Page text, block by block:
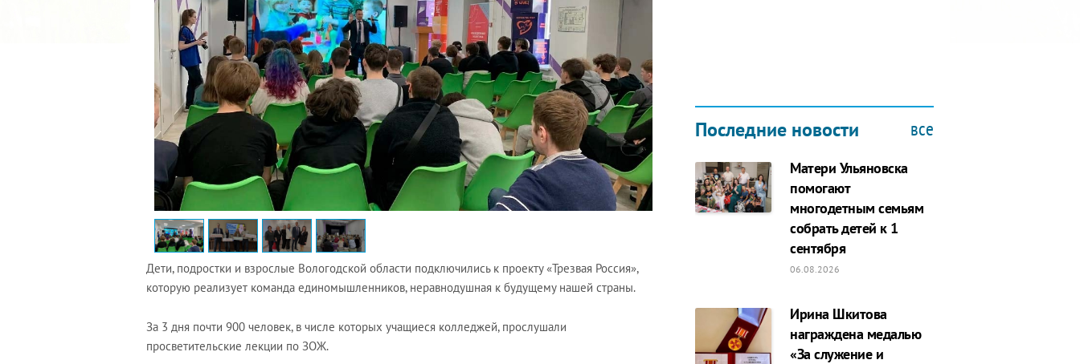
Дети, подростки и взрослые Вологодской области подключились к проекту «Трезвая Россия»,
которую реализует команда единомышленников, неравнодушная к будущему нашей страны.
За 3 дня почти 900 человек, в числе которых учащиеся колледжей, прослушали
просветительские лекции по ЗОЖ.
2022 ГОД ПРОВОЗГЛАШЕН ГОДОМ
МАТЕРИ В ЯКУТИИ
19.12.2021
Последние новости все
Матери Ульяновска
помогают
многодетным семьям
собрать детей к 1
сентября
06.08.2026
Ирина Шкитова
награждена медалью
«За служение и